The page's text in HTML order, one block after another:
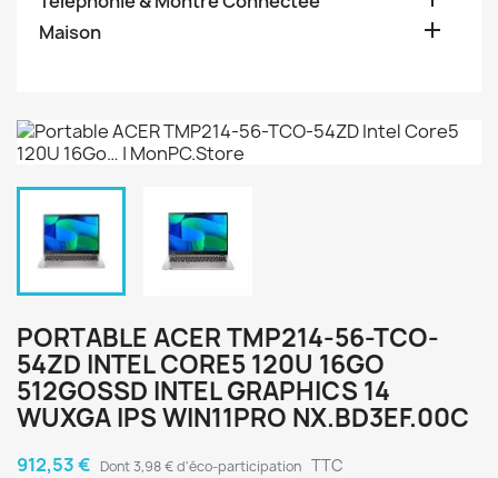
Maison 
PORTABLE ACER TMP214-56-TCO-
54ZD INTEL CORE5 120U 16GO
512GOSSD INTEL GRAPHICS 14
WUXGA IPS WIN11PRO NX.BD3EF.00C
912,53 € Dont 3,98 € d'éco-participation TTC